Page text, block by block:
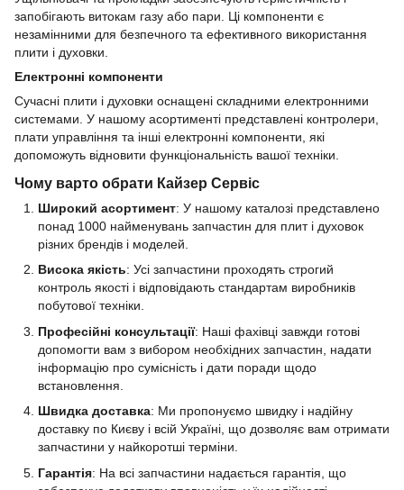
запобігають витокам газу або пари. Ці компоненти є
незамінними для безпечного та ефективного використання
плити і духовки.
Електронні компоненти
Сучасні плити і духовки оснащені складними електронними
системами. У нашому асортименті представлені контролери,
плати управління та інші електронні компоненти, які
допоможуть відновити функціональність вашої техніки.
Чому варто обрати Кайзер Сервіс
Широкий асортимент: У нашому каталозі представлено
понад 1000 найменувань запчастин для плит і духовок
різних брендів і моделей.
Висока якість: Усі запчастини проходять строгий
контроль якості і відповідають стандартам виробників
побутової техніки.
Професійні консультації: Наші фахівці завжди готові
допомогти вам з вибором необхідних запчастин, надати
інформацію про сумісність і дати поради щодо
встановлення.
Швидка доставка: Ми пропонуємо швидку і надійну
доставку по Києву і всій Україні, що дозволяє вам отримати
запчастини у найкоротші терміни.
Гарантія: На всі запчастини надається гарантія, що